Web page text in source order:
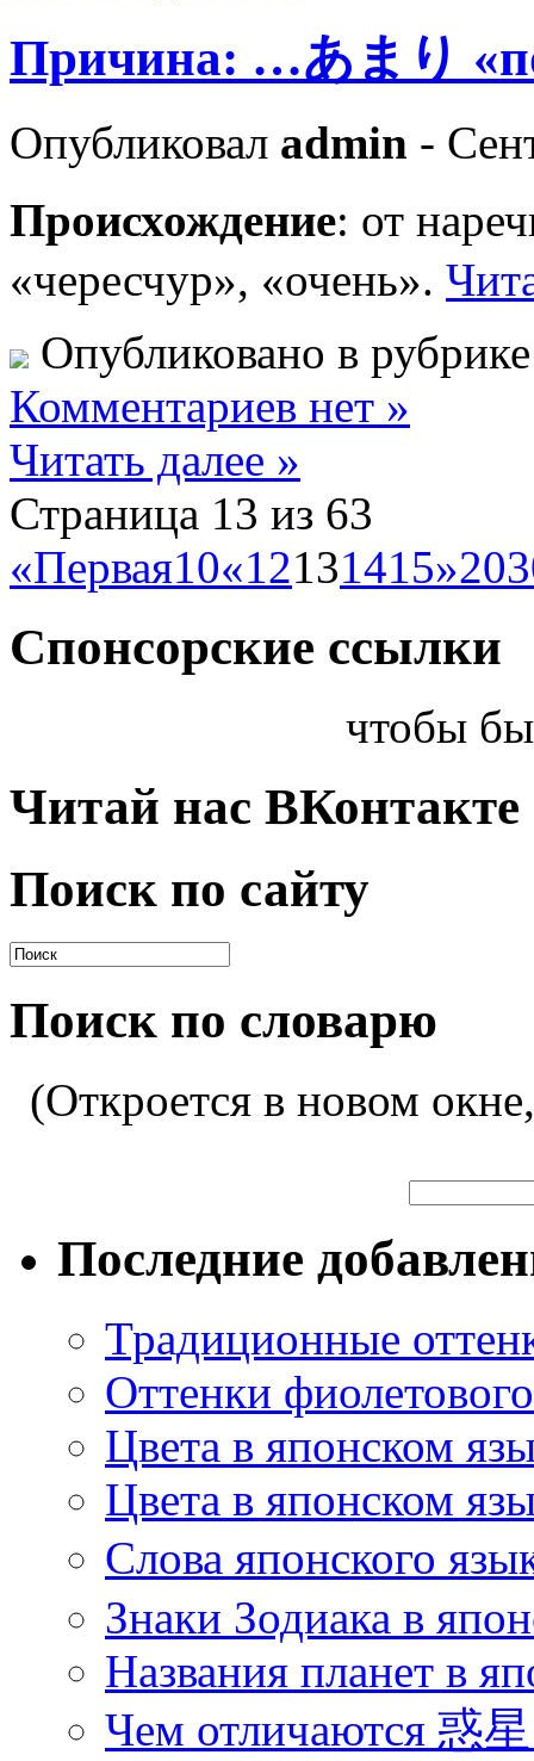
Причина: …あまり
Опубликовал admin -
Происхождение: от
«чересчур», «очень».
Опубликовано в
Комментариев нет »
Читать далее »
Страница 13 из 63
«Первая10«12131415»20
Спонсорские ссылки
чтобы
Читай нас ВКонтакте
Поиск по сайту
Поиск по словарю
(Откроется в новом
Последние
Традиционные
Оттенки
Цвета в японском
Цвета в японском
Слова японского
Знаки Зодиака в
Названия планет в
Чем отличаются 惑